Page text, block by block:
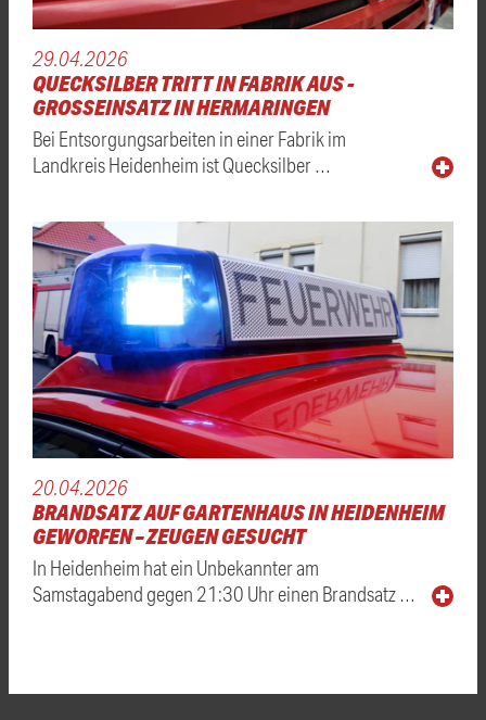
29.04.2026
QUECKSILBER TRITT IN FABRIK AUS -
GROSSEINSATZ IN HERMARINGEN
Bei Entsorgungsarbeiten in einer Fabrik im
Landkreis Heidenheim ist Quecksilber …
20.04.2026
BRANDSATZ AUF GARTENHAUS IN HEIDENHEIM
GEWORFEN – ZEUGEN GESUCHT
In Heidenheim hat ein Unbekannter am
Samstagabend gegen 21:30 Uhr einen Brandsatz …